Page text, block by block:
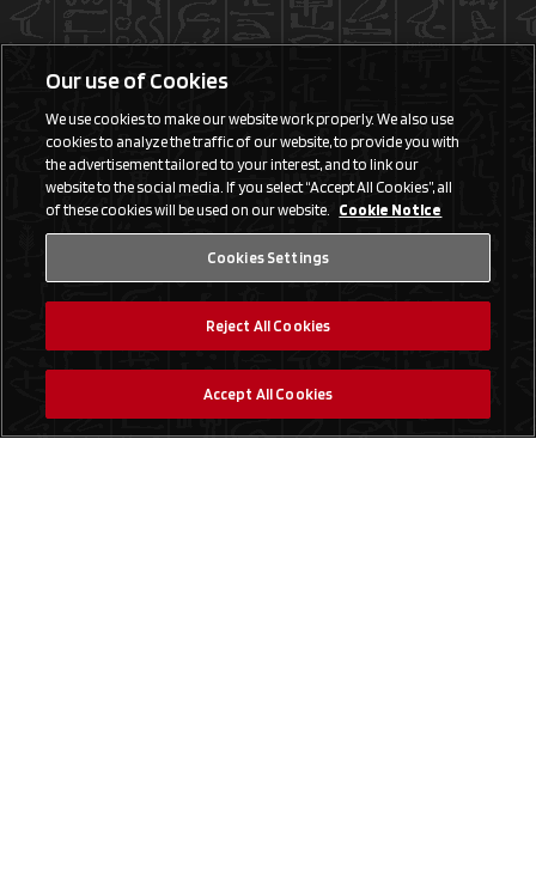
Our use of Cookies
We use cookies to make our website work properly. We also use
cookies to analyze the traffic of our website, to provide you with
the advertisement tailored to your interest, and to link our
website to the social media. If you select “Accept All Cookies”, all
of these cookies will be used on our website. Cookie Notice
Cookies Settings
Reject All Cookies
Accept All Cookies